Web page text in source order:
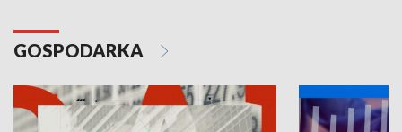
GOSPODARKA